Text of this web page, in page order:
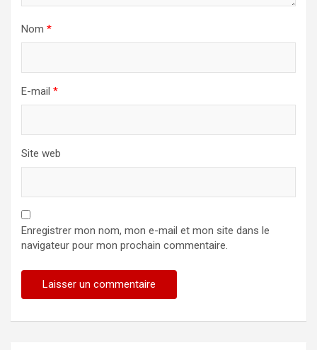
Nom *
E-mail *
Site web
Enregistrer mon nom, mon e-mail et mon site dans le
navigateur pour mon prochain commentaire.